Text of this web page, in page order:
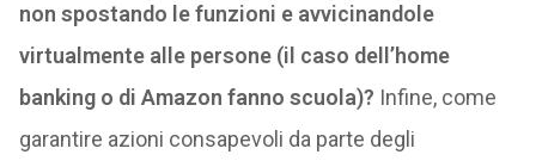
non spostando le funzioni e avvicinandole
virtualmente alle persone (il caso dell’home
banking o di Amazon fanno scuola)? Infine, come
garantire azioni consapevoli da parte degli